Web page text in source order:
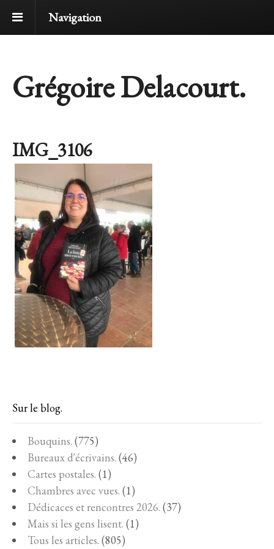
Navigation
Grégoire Delacourt.
IMG_3106
Sur le blog.
Bouquins. (775)
Bureaux d'écrivains. (46)
Cartes postales. (1)
Chambres avec vues. (1)
Dédicaces et rencontres 2026. (37)
Mais si les gens lisent. (1)
Tous les articles. (805)